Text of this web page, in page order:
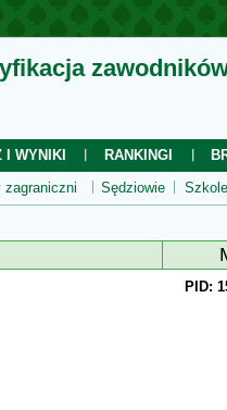
I WYNIKI RANKINGI
zagraniczni Sędziowie
PID: